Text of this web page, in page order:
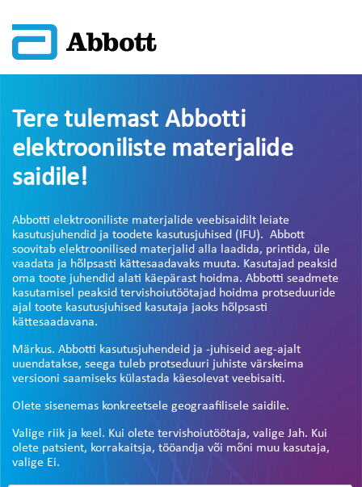
Tere tulemast Abbotti
elektrooniliste materjalide
saidile!
Abbotti elektrooniliste materjalide veebisaidilt leiate
kasutusjuhendid ja toodete kasutusjuhised (IFU). Abbott
soovitab elektroonilised materjalid alla laadida, printida, üle
vaadata ja hõlpsasti kättesaadavaks muuta. Kasutajad peaksid
oma toote juhendid alati käepärast hoidma. Abbotti seadmete
kasutamisel peaksid tervishoiutöötajad hoidma protseduuride
ajal toote kasutusjuhised kasutaja jaoks hõlpsasti
kättesaadavana.
Märkus. Abbotti kasutusjuhendeid ja -juhiseid aeg-ajalt
uuendatakse, seega tuleb protseduuri juhiste värskeima
versiooni saamiseks külastada käesolevat veebisaiti.
Olete sisenemas konkreetsele geograafilisele saidile.
Valige riik ja keel. Kui olete tervishoiutöötaja, valige Jah. Kui
olete patsient, korrakaitsja, tööandja või mõni muu kasutaja,
valige Ei.